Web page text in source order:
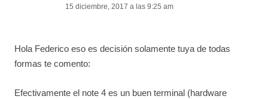
15 diciembre, 2017 a las 9:25 am
Hola Federico eso es decisión solamente tuya de todas
formas te comento:
Efectivamente el note 4 es un buen terminal (hardware